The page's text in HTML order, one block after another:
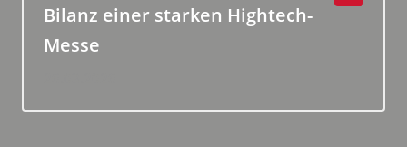
Bilanz einer starken Hightech-
Messe